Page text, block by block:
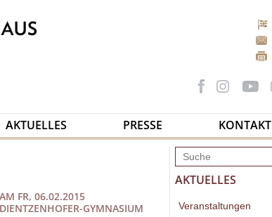
AKTUELLES PRESSE KONTAKT
AM FR, 06.02.2015
DIENTZENHOFER-GYMNASIUM
AKTUELLES
Veranstaltungen